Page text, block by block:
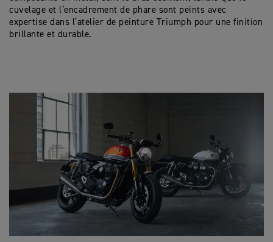
cuvelage et l’encadrement de phare sont peints avec
expertise dans l’atelier de peinture Triumph pour une finition
brillante et durable.